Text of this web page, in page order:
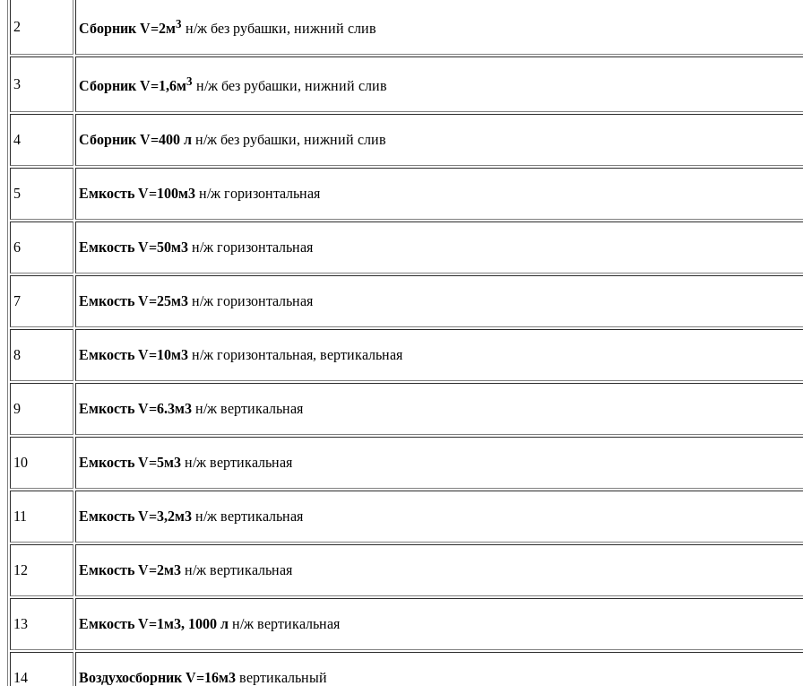
2 Сборник V=2м3 н/ж без рубашки, нижний слив
3 Сборник V=1,6м3 н/ж без рубашки, нижний слив
4 Сборник V=400 л н/ж без рубашки, нижний слив
5 Емкость V=100м3 н/ж горизонтальная
6 Емкость V=50м3 н/ж горизонтальная
7 Емкость V=25м3 н/ж горизонтальная
8 Емкость V=10м3 н/ж горизонтальная, вертикальная
9 Емкость V=6.3м3 н/ж вертикальная
10 Емкость V=5м3 н/ж вертикальная
11 Емкость V=3,2м3 н/ж вертикальная
12 Емкость V=2м3 н/ж вертикальная
13 Емкость V=1м3, 1000 л н/ж вертикальная
14 Воздухосборник V=16м3 вертикальный